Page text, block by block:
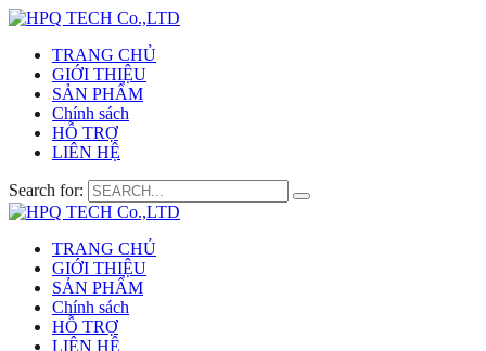
TRANG CHỦ
GIỚI THIỆU
SẢN PHẨM
Chính sách
HỖ TRỢ
LIÊN HỆ
Search for:
TRANG CHỦ
GIỚI THIỆU
SẢN PHẨM
Chính sách
HỖ TRỢ
LIÊN HỆ